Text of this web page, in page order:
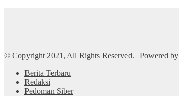
© Copyright 2021, All Rights Reserved. | Powered
Berita Terbaru
Redaksi
Pedoman Siber